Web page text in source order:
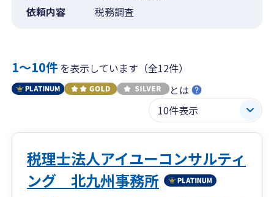
依頼内容
税務調査
1〜10件を表示しています（全12件）
とは
税理士法人アイユーコンサルティ
ング 北九州事務所